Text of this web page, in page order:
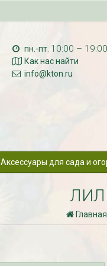
пн.-пт. 10:00 – 19:00
Как нас найти
info@kton.ru
Аксессуары для сада и
Главная